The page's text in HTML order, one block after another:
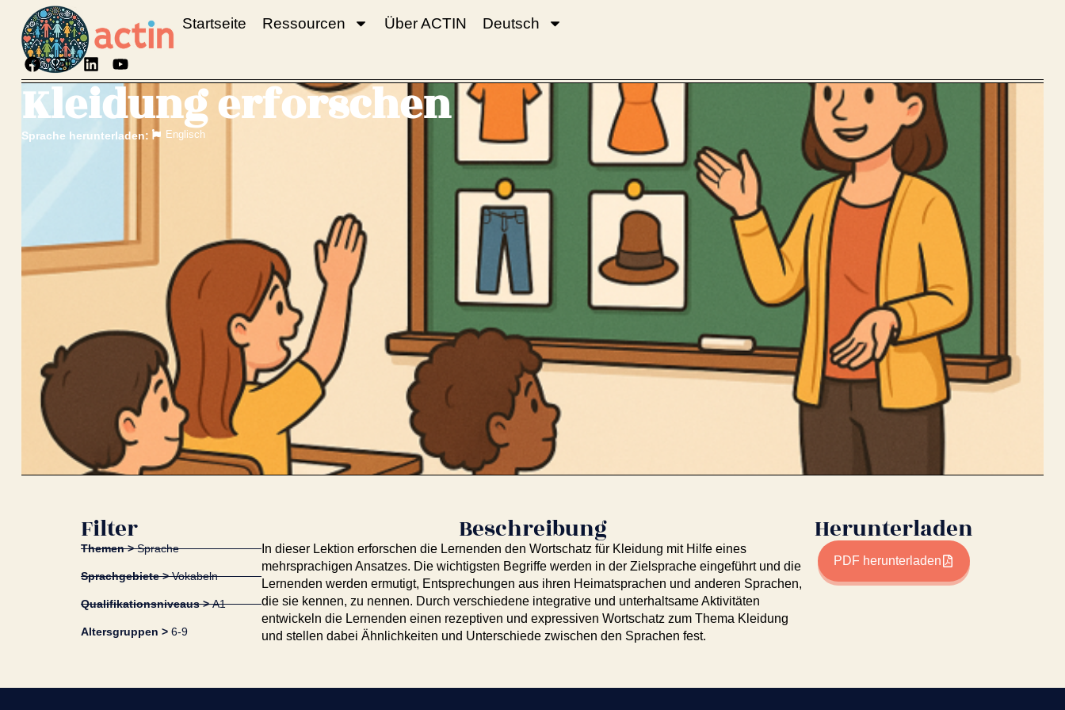
Startseite Ressourcen Über ACTIN Deutsch
Kleidung erforschen
Sprache herunterladen: Englisch
Filter
Themen >Sprache
Sprachgebiete > Vokabeln
Qualifikationsniveaus >A1
Altersgruppen > 6-9
Beschreibung
In dieser Lektion erforschen die Lernenden den Wortschatz für Kleidung mit Hilfe eines
mehrsprachigen Ansatzes. Die wichtigsten Begriffe werden in der Zielsprache eingeführt und die
Lernenden werden ermutigt, Entsprechungen aus ihren Heimatsprachen und anderen Sprachen,
die sie kennen, zu nennen. Durch verschiedene integrative und unterhaltsame Aktivitäten
entwickeln die Lernenden einen rezeptiven und expressiven Wortschatz zum Thema Kleidung
und stellen dabei Ähnlichkeiten und Unterschiede zwischen den Sprachen fest.
Herunterladen
PDF herunterladen